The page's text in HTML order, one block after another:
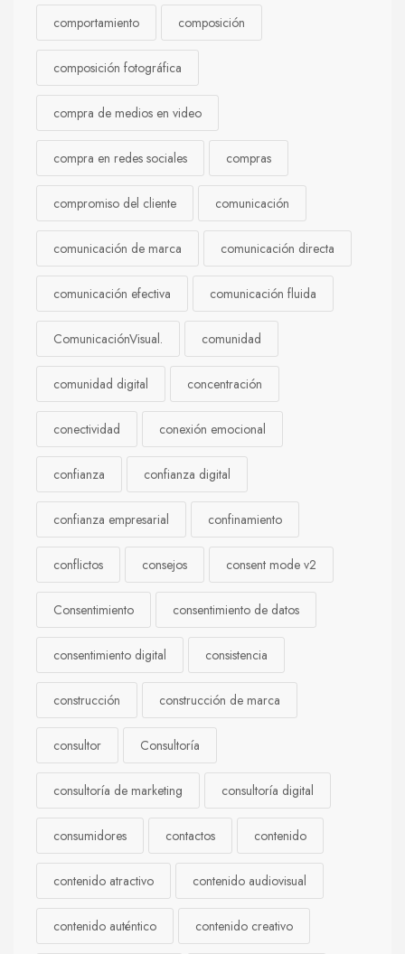
comportamiento composición
composición fotográfica
compra de medios en video
compra en redes sociales compras
compromiso del cliente comunicación
comunicación de marca comunicación directa
comunicación efectiva comunicación fluida
ComunicaciónVisual. comunidad
comunidad digital concentración
conectividad conexión emocional
confianza confianza digital
confianza empresarial confinamiento
conflictos consejos consent mode v2
Consentimiento consentimiento de datos
consentimiento digital consistencia
construcción construcción de marca
consultor Consultoría
consultoría de marketing consultoría digital
consumidores contactos contenido
contenido atractivo contenido audiovisual
contenido auténtico contenido creativo